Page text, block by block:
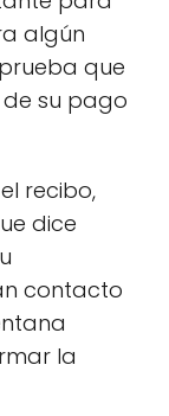
algún
que
su pago
recibo,
dice
contacto
la